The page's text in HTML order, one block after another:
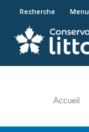
Recherche Menu
Accueil